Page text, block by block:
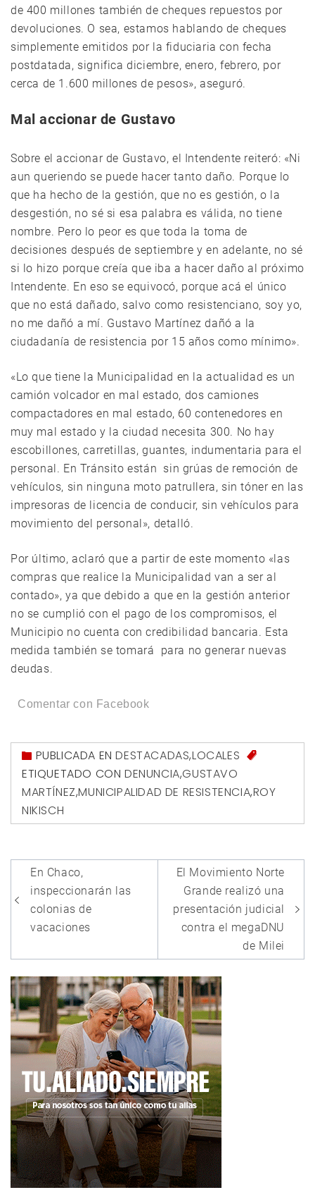
de 400 millones también de cheques repuestos por
devoluciones. O sea, estamos hablando de cheques
simplemente emitidos por la fiduciaria con fecha
postdatada, significa diciembre, enero, febrero, por
cerca de 1.600 millones de pesos», aseguró.
Mal accionar de Gustavo
Sobre el accionar de Gustavo, el Intendente reiteró: «Ni
aun queriendo se puede hacer tanto daño. Porque lo
que ha hecho de la gestión, que no es gestión, o la
desgestión, no sé si esa palabra es válida, no tiene
nombre. Pero lo peor es que toda la toma de
decisiones después de septiembre y en adelante, no sé
si lo hizo porque creía que iba a hacer daño al próximo
Intendente. En eso se equivocó, porque acá el único
que no está dañado, salvo como resistenciano, soy yo,
no me dañó a mí. Gustavo Martínez dañó a la
ciudadanía de resistencia por 15 años como mínimo».
«Lo que tiene la Municipalidad en la actualidad es un
camión volcador en mal estado, dos camiones
compactadores en mal estado, 60 contenedores en
muy mal estado y la ciudad necesita 300. No hay
escobillones, carretillas, guantes, indumentaria para el
personal. En Tránsito están sin grúas de remoción de
vehículos, sin ninguna moto patrullera, sin tóner en las
impresoras de licencia de conducir, sin vehículos para
movimiento del personal», detalló.
Por último, aclaró que a partir de este momento «las
compras que realice la Municipalidad van a ser al
contado», ya que debido a que en la gestión anterior
no se cumplió con el pago de los compromisos, el
Municipio no cuenta con credibilidad bancaria. Esta
medida también se tomará para no generar nuevas
deudas.
Comentar con Facebook
PUBLICADA ENDESTACADAS,LOCALES
ETIQUETADO CON DENUNCIA,GUSTAVO
MARTÍNEZ,MUNICIPALIDAD DE RESISTENCIA,ROY
NIKISCH
Navegación
de
entradas
En Chaco,
inspeccionarán las
colonias de
vacaciones
El Movimiento Norte
Grande realizó una
presentación judicial
contra el megaDNU
de Milei